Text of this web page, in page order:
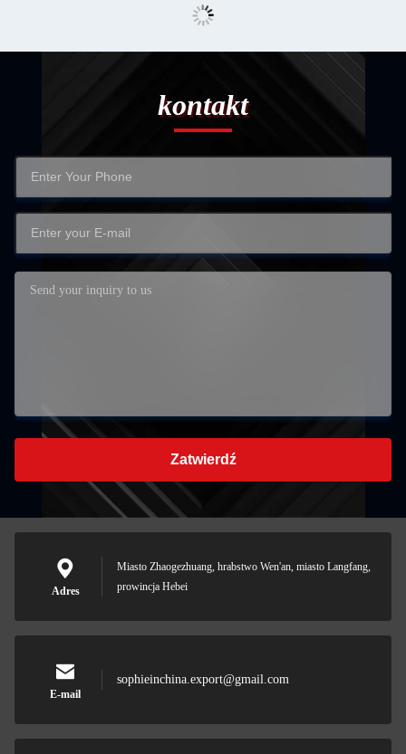
kontakt
Zatwierdź
Adres
Miasto Zhaogezhuang, hrabstwo Wen'an, miasto Langfang,
prowincja Hebei
E-mail
sophieinchina.export@gmail.com